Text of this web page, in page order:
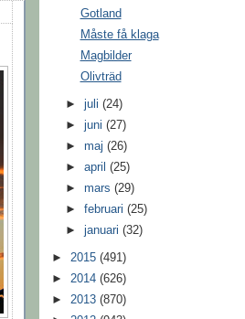
Gotland
Måste få klaga
Magbilder
Olivträd
►juli(24)
►juni(27)
►maj(26)
►april(25)
►mars(29)
►februari(25)
►januari(32)
► 2015 (491)
► 2014 (626)
► 2013 (870)